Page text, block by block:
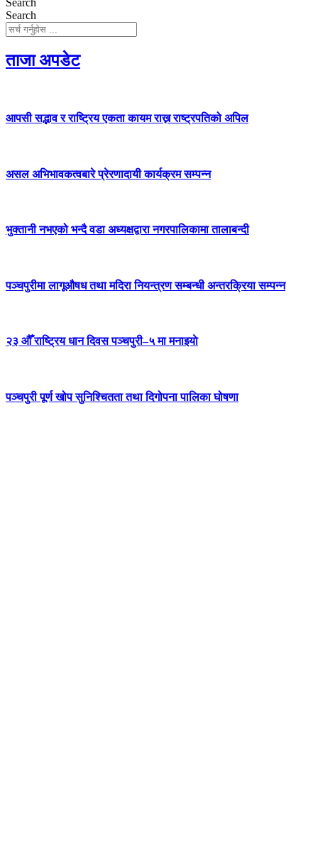
Search
ताजा अपडेट
आपसी सद्भाव र राष्ट्रिय एकता कायम राख्न राष्ट्रपतिको अपिल
असल अभिभावकत्वबारे प्रेरणादायी कार्यक्रम सम्पन्न
भुक्तानी नभएको भन्दै वडा अध्यक्षद्वारा नगरपालिकामा तालाबन्दी
पञ्चपुरीमा लागूऔषध तथा मदिरा नियन्त्रण सम्बन्धी अन्तरक्रिया सम्पन्न
२३ औँ राष्ट्रिय धान दिवस पञ्चपुरी–५ मा मनाइयाे
पञ्चपुरी पूर्ण खोप सुनिश्चितता तथा दिगोपना पालिका घोषणा